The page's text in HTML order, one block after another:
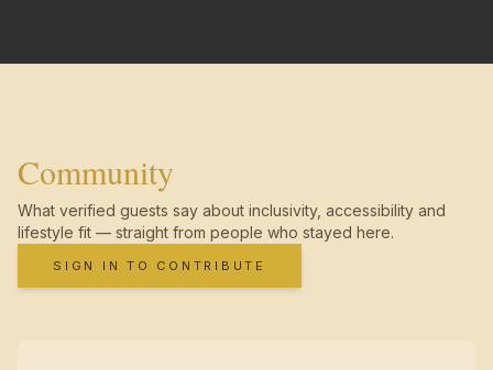
Community
What verified guests say about inclusivity, accessibility and
lifestyle fit — straight from people who stayed here.
SIGN IN TO CONTRIBUTE